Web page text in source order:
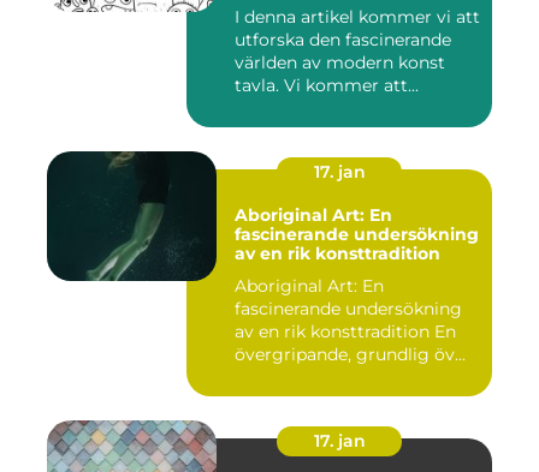
I denna artikel kommer vi att
utforska den fascinerande
världen av modern konst
tavla. Vi kommer att...
17. jan
Aboriginal Art: En
fascinerande undersökning
av en rik konsttradition
Aboriginal Art: En
fascinerande undersökning
av en rik konsttradition En
övergripande, grundlig öv...
17. jan